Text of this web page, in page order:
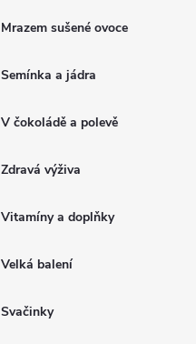
Mrazem sušené ovoce
Semínka a jádra
V čokoládě a polevě
Zdravá výživa
Vitamíny a doplňky
Velká balení
Svačinky